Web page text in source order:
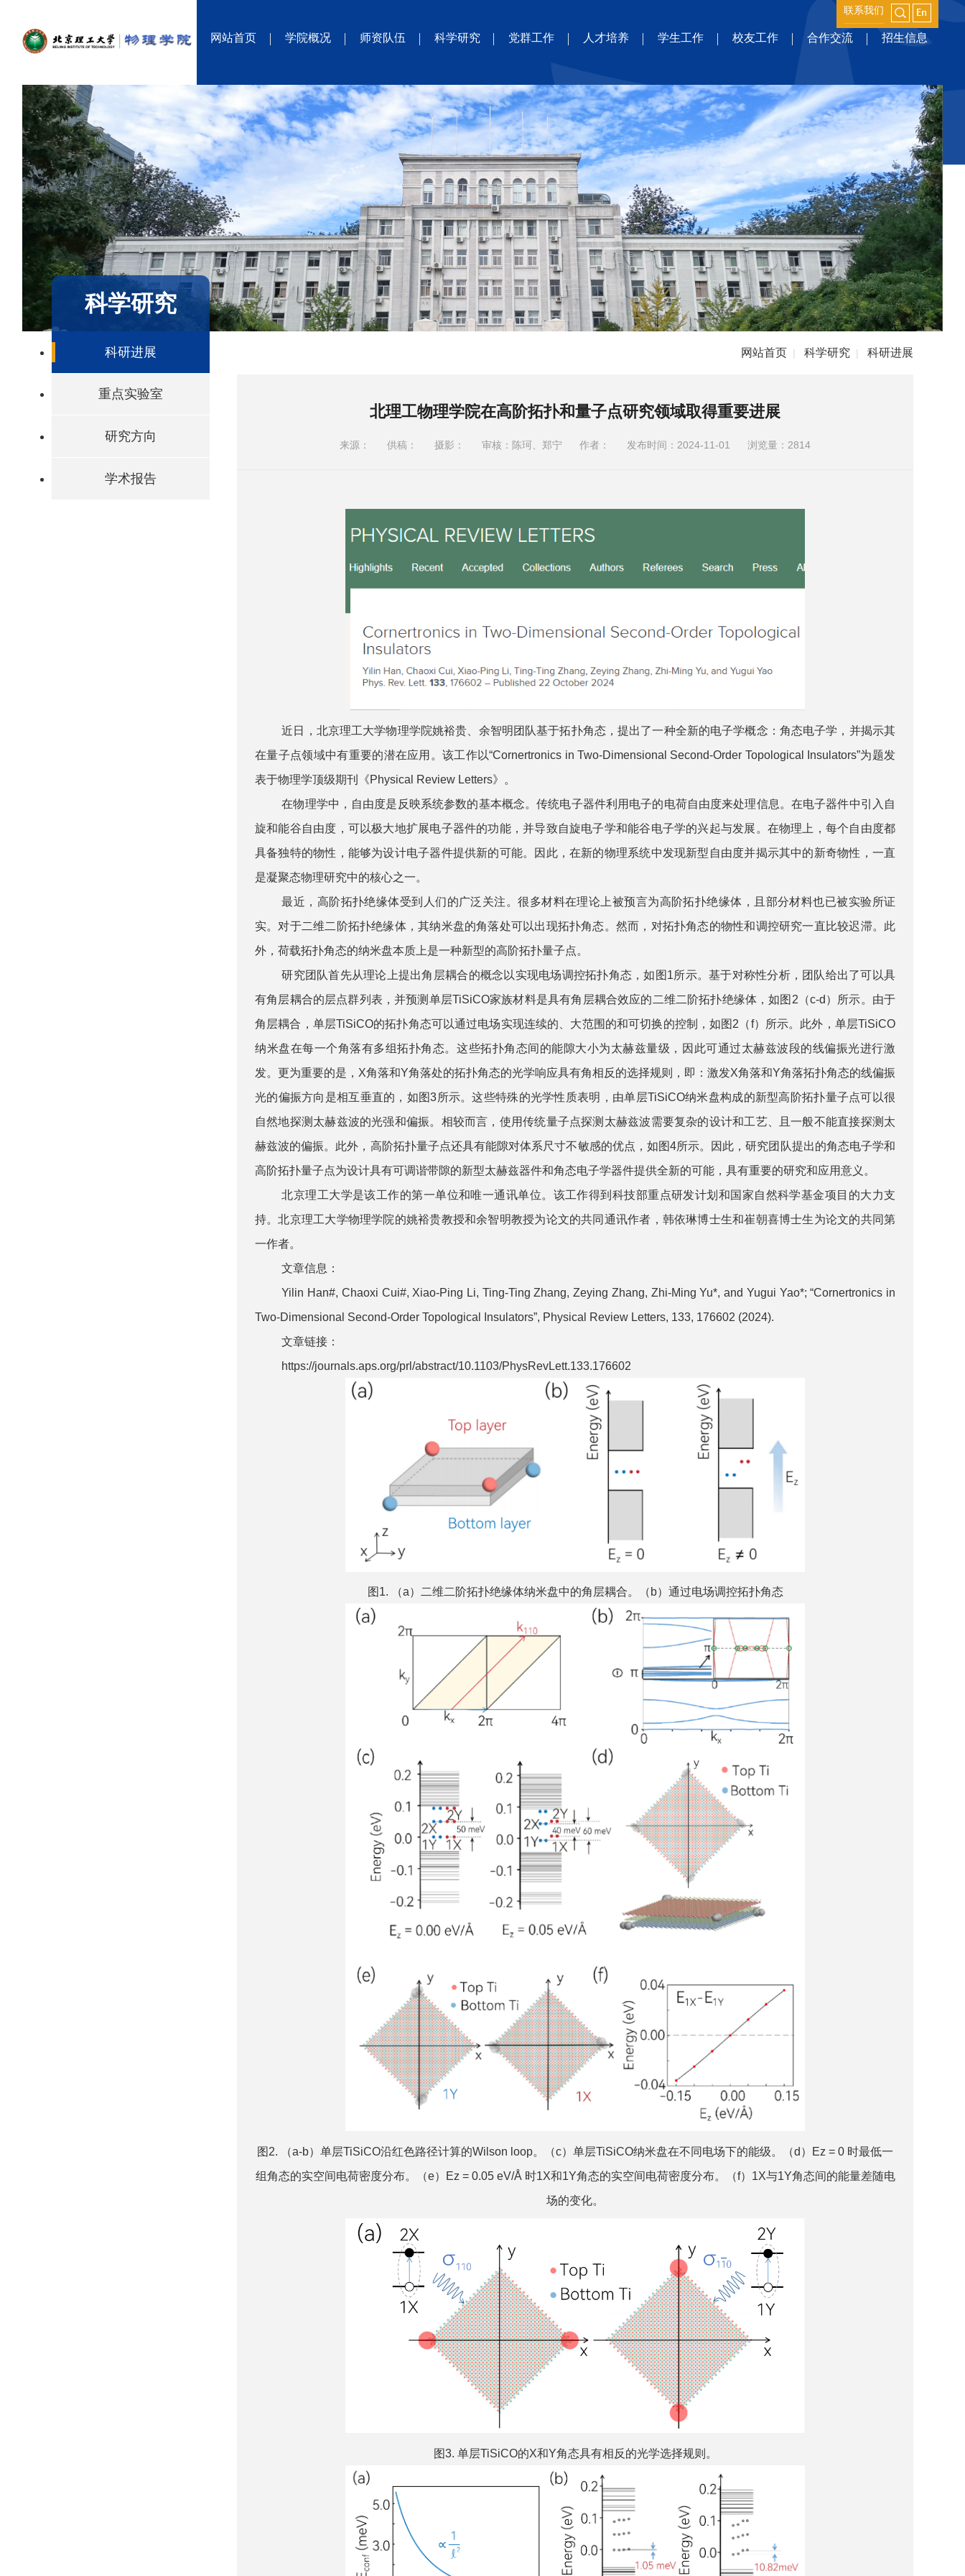
联系我们
网站首页 学院概况 师资队伍 科学研究 党群工作 人才培养 学生工作 校友工作 合作交流 招生信息
科学研究
科研进展
重点实验室
研究方向
学术报告
网站首页 | 科学研究 | 科研进展
北理工物理学院在高阶拓扑和量子点研究领域取得重要进展
来源： 供稿： 摄影： 审核：陈珂、郑宁 作者： 发布时间：2024-11-01 浏览量： 2814
近日，北京理工大学物理学院姚裕贵、余智明团队基于拓扑角态，提出了一种全新的电子学概念：角态电子学，并揭示其
在量子点领域中有重要的潜在应用。该工作以“Cornertronics in Two-Dimensional Second-Order Topological Insulators”为题发
表于物理学顶级期刊《Physical Review Letters》。
在物理学中，自由度是反映系统参数的基本概念。传统电子器件利用电子的电荷自由度来处理信息。在电子器件中引入自
旋和能谷自由度，可以极大地扩展电子器件的功能，并导致自旋电子学和能谷电子学的兴起与发展。在物理上，每个自由度都
具备独特的物性，能够为设计电子器件提供新的可能。因此，在新的物理系统中发现新型自由度并揭示其中的新奇物性，一直
是凝聚态物理研究中的核心之一。
最近，高阶拓扑绝缘体受到人们的广泛关注。很多材料在理论上被预言为高阶拓扑绝缘体，且部分材料也已被实验所证
实。对于二维二阶拓扑绝缘体，其纳米盘的角落处可以出现拓扑角态。然而，对拓扑角态的物性和调控研究一直比较迟滞。此
外，荷载拓扑角态的纳米盘本质上是一种新型的高阶拓扑量子点。
研究团队首先从理论上提出角层耦合的概念以实现电场调控拓扑角态，如图1所示。基于对称性分析，团队给出了可以具
有角层耦合的层点群列表，并预测单层TiSiCO家族材料是具有角层耦合效应的二维二阶拓扑绝缘体，如图2（c-d）所示。由于
角层耦合，单层TiSiCO的拓扑角态可以通过电场实现连续的、大范围的和可切换的控制，如图2（f）所示。此外，单层TiSiCO
纳米盘在每一个角落有多组拓扑角态。这些拓扑角态间的能隙大小为太赫兹量级，因此可通过太赫兹波段的线偏振光进行激
发。更为重要的是，X角落和Y角落处的拓扑角态的光学响应具有角相反的选择规则，即：激发X角落和Y角落拓扑角态的线偏振
光的偏振方向是相互垂直的，如图3所示。这些特殊的光学性质表明，由单层TiSiCO纳米盘构成的新型高阶拓扑量子点可以很
自然地探测太赫兹波的光强和偏振。相较而言，使用传统量子点探测太赫兹波需要复杂的设计和工艺、且一般不能直接探测太
赫兹波的偏振。此外，高阶拓扑量子点还具有能隙对体系尺寸不敏感的优点，如图4所示。因此，研究团队提出的角态电子学和
高阶拓扑量子点为设计具有可调谐带隙的新型太赫兹器件和角态电子学器件提供全新的可能，具有重要的研究和应用意义。
北京理工大学是该工作的第一单位和唯一通讯单位。该工作得到科技部重点研发计划和国家自然科学基金项目的大力支
持。北京理工大学物理学院的姚裕贵教授和余智明教授为论文的共同通讯作者，韩依琳博士生和崔朝喜博士生为论文的共同第
一作者。
文章信息：
Yilin Han#, Chaoxi Cui#, Xiao-Ping Li, Ting-Ting Zhang, Zeying Zhang, Zhi-Ming Yu*, and Yugui Yao*; “Cornertronics in
Two-Dimensional Second-Order Topological Insulators”, Physical Review Letters, 133, 176602 (2024).
文章链接：
https://journals.aps.org/prl/abstract/10.1103/PhysRevLett.133.176602
图1. （a）二维二阶拓扑绝缘体纳米盘中的角层耦合。（b）通过电场调控拓扑角态
图2. （a-b）单层TiSiCO沿红色路径计算的Wilson loop。（c）单层TiSiCO纳米盘在不同电场下的能级。（d）Ez = 0 时最低一
组角态的实空间电荷密度分布。（e）Ez = 0.05 eV/Å 时1X和1Y角态的实空间电荷密度分布。（f）1X与1Y角态间的能量差随电
场的变化。
图3. 单层TiSiCO的X和Y角态具有相反的光学选择规则。